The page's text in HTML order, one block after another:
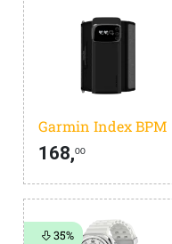
Garmin Index BPM
168,00
35%